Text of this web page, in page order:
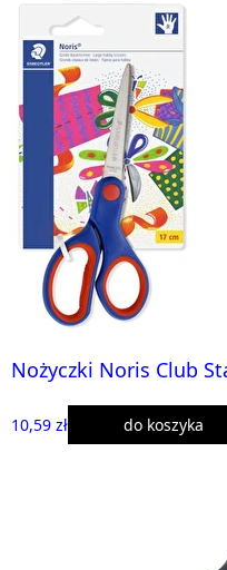
Nożyczki Noris Club
10,59 zł do koszyka